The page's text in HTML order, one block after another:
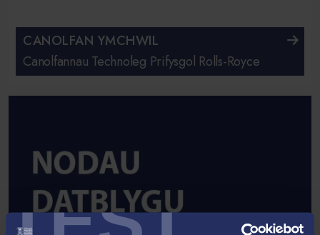
CANOLFAN YMCHWIL
Canolfannau Technoleg Prifysgol Rolls-Royce